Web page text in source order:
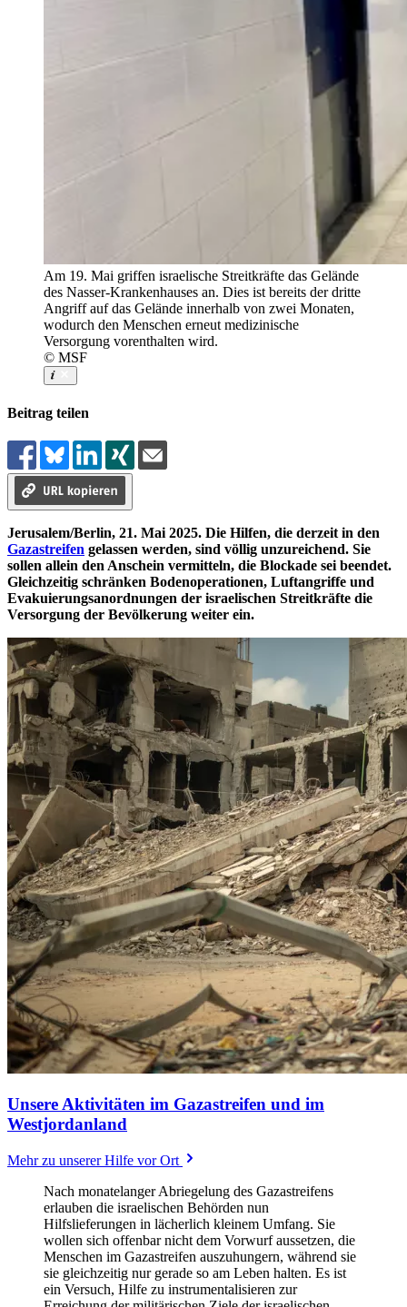
Am 19. Mai griffen israelische Streitkräfte das Gelände
des Nasser-Krankenhauses an. Dies ist bereits der dritte
Angriff auf das Gelände innerhalb von zwei Monaten,
wodurch den Menschen erneut medizinische
Versorgung vorenthalten wird.
© MSF
Beitrag teilen
Jerusalem/Berlin, 21. Mai 2025. Die Hilfen, die derzeit in den
Gazastreifen gelassen werden, sind völlig unzureichend. Sie
sollen allein den Anschein vermitteln, die Blockade sei beendet.
Gleichzeitig schränken Bodenoperationen, Luftangriffe und
Evakuierungsanordnungen der israelischen Streitkräfte die
Versorgung der Bevölkerung weiter ein.
Unsere Aktivitäten im Gazastreifen und im
Westjordanland
Mehr zu unserer Hilfe vor Ort
Nach monatelanger Abriegelung des Gazastreifens
erlauben die israelischen Behörden nun
Hilfslieferungen in lächerlich kleinem Umfang. Sie
wollen sich offenbar nicht dem Vorwurf aussetzen, die
Menschen im Gazastreifen auszuhungern, während sie
sie gleichzeitig nur gerade so am Leben halten. Es ist
ein Versuch, Hilfe zu instrumentalisieren zur